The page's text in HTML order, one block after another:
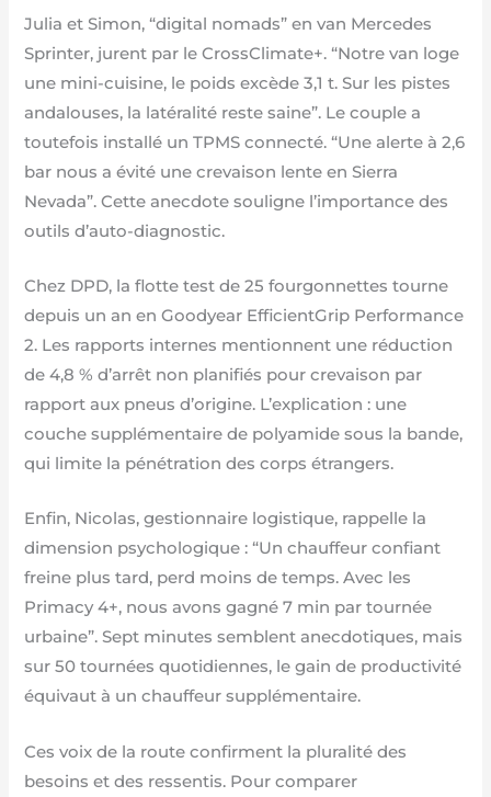
Julia et Simon, “digital nomads” en van Mercedes
Sprinter, jurent par le CrossClimate+. “Notre van loge
une mini-cuisine, le poids excède 3,1 t. Sur les pistes
andalouses, la latéralité reste saine”. Le couple a
toutefois installé un TPMS connecté. “Une alerte à 2,6
bar nous a évité une crevaison lente en Sierra
Nevada”. Cette anecdote souligne l’importance des
outils d’auto-diagnostic.
Chez DPD, la flotte test de 25 fourgonnettes tourne
depuis un an en Goodyear EfficientGrip Performance
2. Les rapports internes mentionnent une réduction
de 4,8 % d’arrêt non planifiés pour crevaison par
rapport aux pneus d’origine. L’explication : une
couche supplémentaire de polyamide sous la bande,
qui limite la pénétration des corps étrangers.
Enfin, Nicolas, gestionnaire logistique, rappelle la
dimension psychologique : “Un chauffeur confiant
freine plus tard, perd moins de temps. Avec les
Primacy 4+, nous avons gagné 7 min par tournée
urbaine”. Sept minutes semblent anecdotiques, mais
sur 50 tournées quotidiennes, le gain de productivité
équivaut à un chauffeur supplémentaire.
Ces voix de la route confirment la pluralité des
besoins et des ressentis. Pour comparer